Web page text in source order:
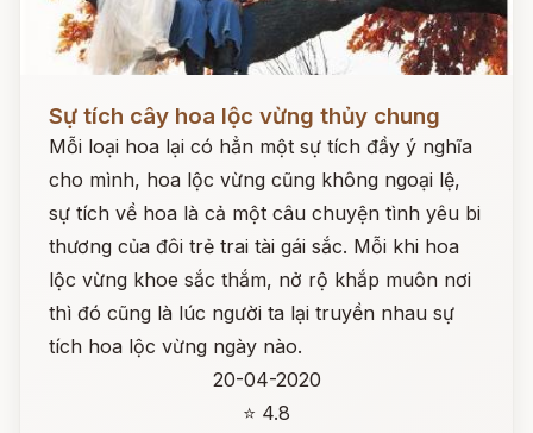
Sự tích cây hoa lộc vừng thủy chung
Mỗi loại hoa lại có hẳn một sự tích đầy ý nghĩa
cho mình, hoa lộc vừng cũng không ngoại lệ,
sự tích về hoa là cả một câu chuyện tình yêu bi
thương của đôi trẻ trai tài gái sắc. Mỗi khi hoa
lộc vừng khoe sắc thắm, nở rộ khắp muôn nơi
thì đó cũng là lúc người ta lại truyền nhau sự
tích hoa lộc vừng ngày nào.
20-04-2020
⭐ 4.8